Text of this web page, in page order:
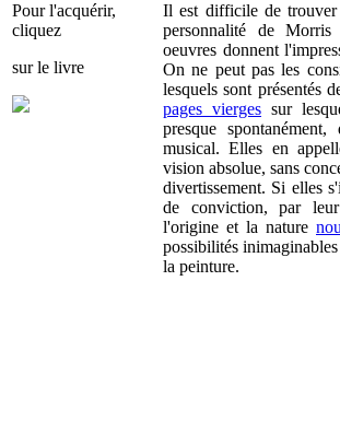
Pour l'acquérir,
cliquez
sur le livre
Il est difficile de
personnalité de
oeuvres donnent
On ne peut pas les
lesquels sont présentés
pages vierges sur
presque
musical. Elles en
vision absolue, sans
divertissement. Si elles
de conviction, par leur
l'origine et la nature
possibilités
la peinture.